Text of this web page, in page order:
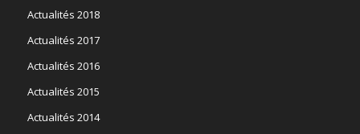
Actualités 2018
Actualités 2017
Actualités 2016
Actualités 2015
Actualités 2014